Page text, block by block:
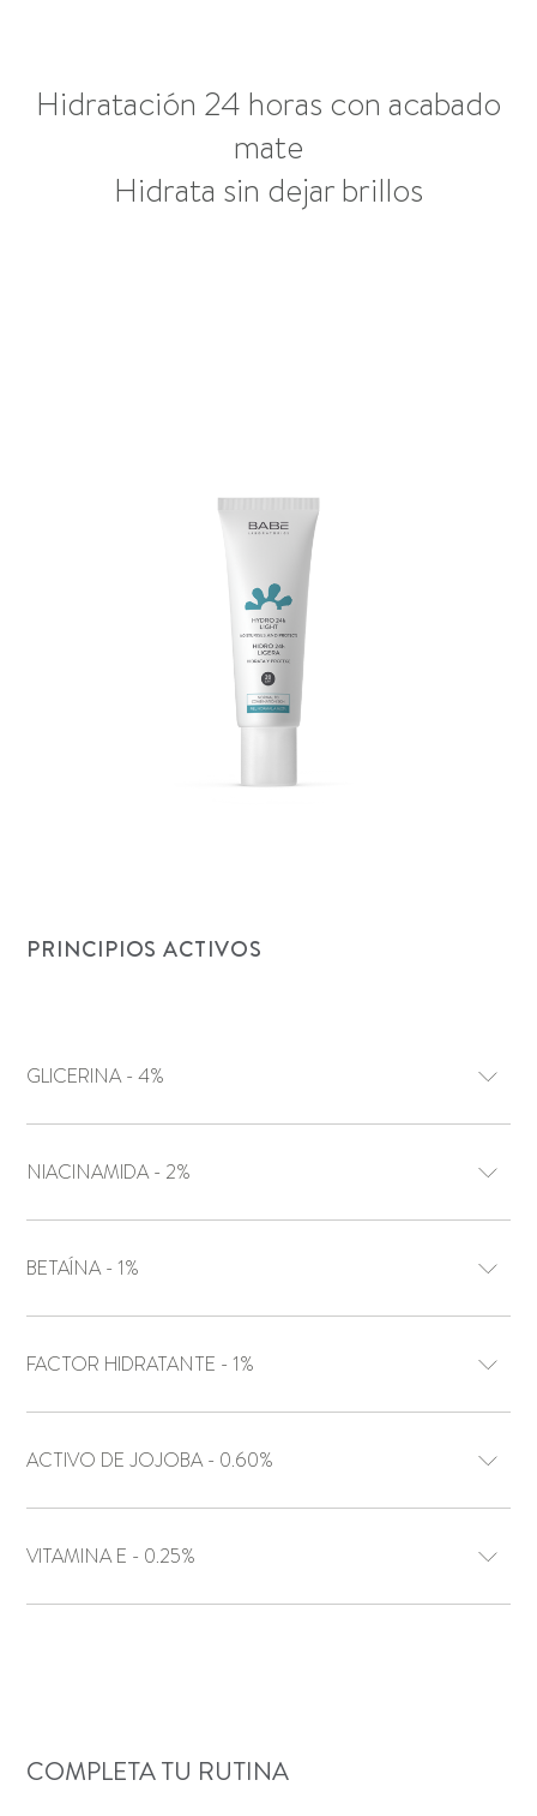
Hidratación 24 horas con acabado
mate
Hidrata sin dejar brillos
PRINCIPIOS ACTIVOS
GLICERINA - 4%
NIACINAMIDA - 2%
BETAÍNA - 1%
FACTOR HIDRATANTE - 1%
ACTIVO DE JOJOBA - 0.60%
VITAMINA E - 0.25%
COMPLETA TU RUTINA